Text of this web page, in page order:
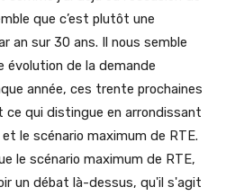
que c’est plutôt une
an sur 30 ans. Il nous semble
évolution de la demande
année, ces trente prochaines
ce qui distingue en arrondissant
le scénario maximum de RTE.
le scénario maximum de RTE,
un débat là-dessus, qu'il s'agit